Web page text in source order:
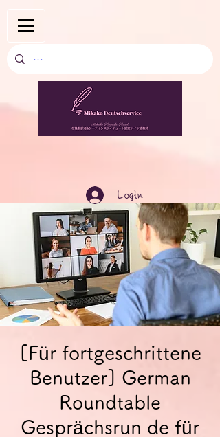
Login
[Für fortgeschrittene
Benutzer] German
Roundtable
Gesprächsrun de für